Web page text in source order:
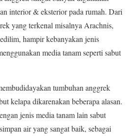
interior & eksterior pada rumah. Dari
yang terkenal misalnya Arachnis,
hampir kebanyakan jenis
media tanam seperti sabut
tumbuhan anggrek
kelapa dikarenakan beberapa alasan.
jenis media tanam lain sabut
air yang sangat baik, sebagai